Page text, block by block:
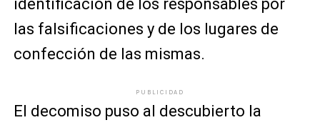
identificación de los responsables por
las falsificaciones y de los lugares de
confección de las mismas.
PUBLICIDAD
El decomiso puso al descubierto la